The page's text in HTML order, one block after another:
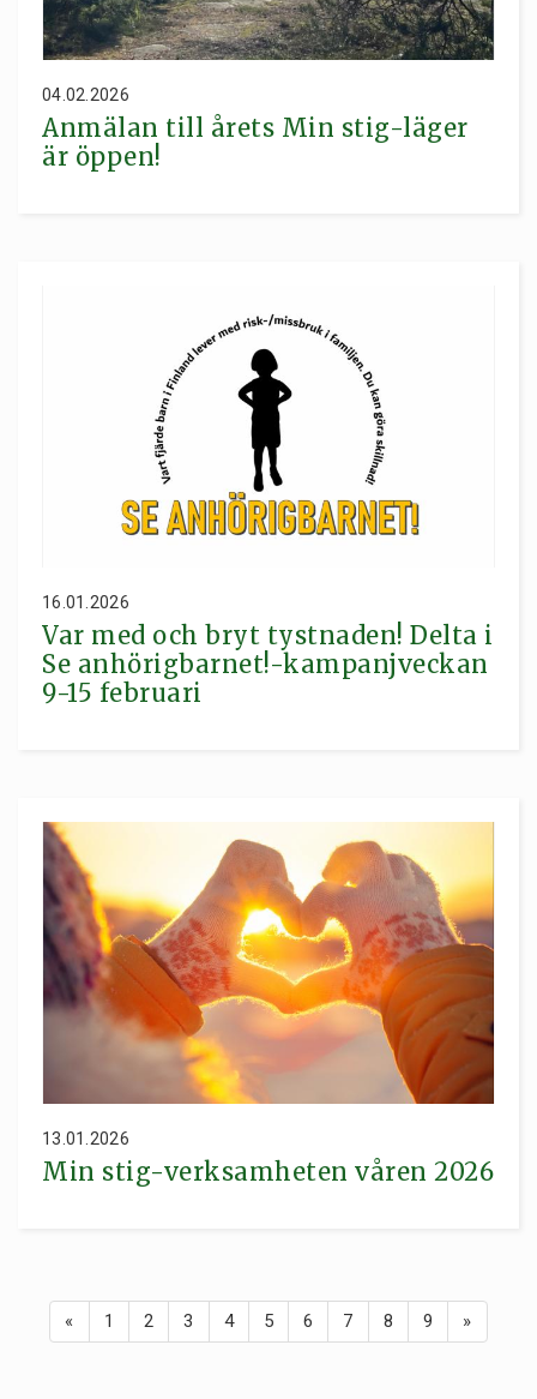
Anmälan till årets Min stig-läger
är öppen!
04.02.2026
Var med och bryt tystnaden! Delta i
Se anhörigbarnet!-kampanjveckan
9-15 februari
16.01.2026
Min stig-verksamheten våren 2026
13.01.2026
« 1 2 3 4 5 6 7 8 9 »